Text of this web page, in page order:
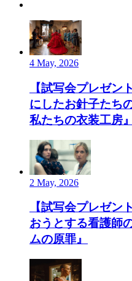
4 May, 2026
【試写会プレゼン
にしたお針子たち
私たちの衣装工房
2 May, 2026
【試写会プレゼン
おうとする看護師
ムの原罪』